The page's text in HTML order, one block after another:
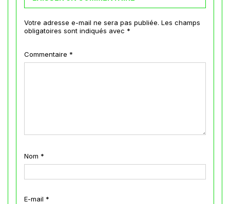
Votre adresse e-mail ne sera pas publiée. Les champs
obligatoires sont indiqués avec *
Commentaire *
Nom *
E-mail *